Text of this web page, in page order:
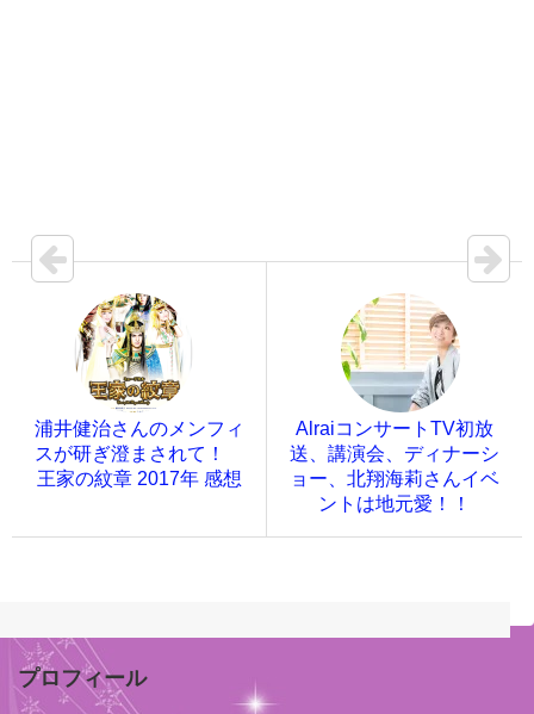
浦井健治さんのメンフィ
スが研ぎ澄まされて！
王家の紋章 2017年 感想
AlraiコンサートTV初放
送、講演会、ディナーシ
ョー、北翔海莉さんイベ
ントは地元愛！！
プロフィール